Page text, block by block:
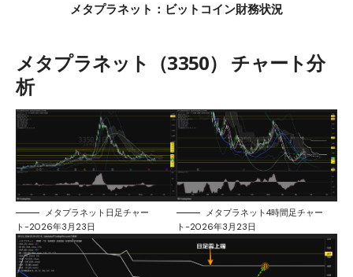
メタプラネット：ビットコイン財務状況
メタプラネット（3350） チャート分
析
メタプラネット日足チャー
ト-2026年3月23日
メタプラネット4時間足チャー
ト-2026年3月23日